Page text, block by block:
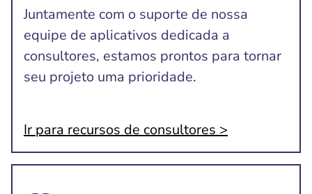
Juntamente com o suporte de nossa
equipe de aplicativos dedicada a
consultores, estamos prontos para tornar
seu projeto uma prioridade.
Ir para recursos de consultores >